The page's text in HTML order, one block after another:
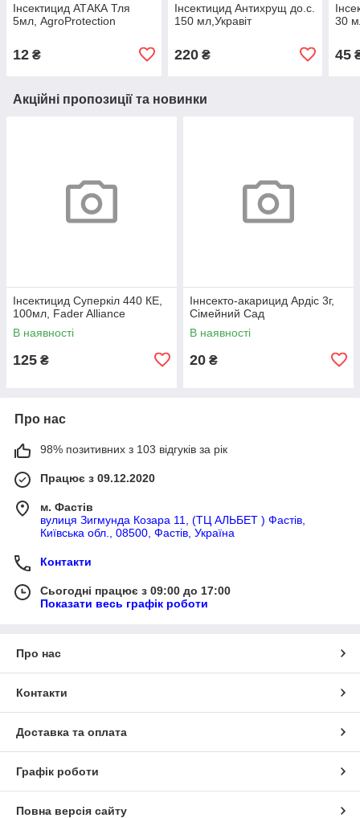
Інсектицид АТАКА Тля
5мл, AgroProtection
12 ₴
Інсектицид Антихрущ до.с.
150 мл,Укравіт
220₴
30
45
Акційні пропозиції та новинки
Інсектицид Суперкіл 440 КЕ,
100мл, Fader Alliance
В наявності
125 ₴
Іннсекто-акарицид Ардіс 3г,
Сімейний Сад
В наявності
20 ₴
Про нас
98% позитивних з 103 відгуків за рік
Працює з 09.12.2020
м. Фастів
вулиця Зигмунда Козара 11, (ТЦ АЛЬБЕТ ) Фастів,
Київська обл., 08500, Фастів, Україна
Контакти
Сьогодні працює з 09:00 до 17:00
Показати весь графік роботи
Про нас
Контакти
Доставка та оплата
Графік роботи
Повна версія сайту